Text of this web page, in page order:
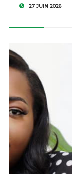
27 JUIN 2026